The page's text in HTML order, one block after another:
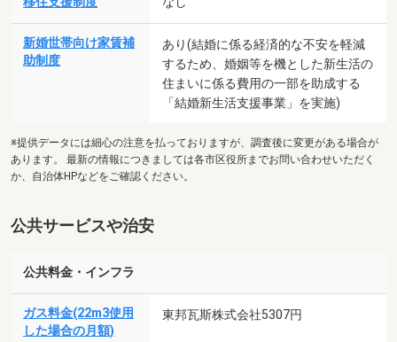
新婚世帯向け家賃補
助制度
あり(結婚に係る経済的な不安を軽減
するため、婚姻等を機とした新生活の
住まいに係る費用の一部を助成する
「結婚新生活支援事業」を実施)
※提供データには細心の注意を払っておりますが、調査後に変更がある場合が
あります。 最新の情報につきましては各市区役所までお問い合わせいただく
か、自治体HPなどをご確認ください。
公共サービスや治安
公共料金・インフラ
ガス料金(22m3使用
した場合の月額)
東邦瓦斯株式会社5307円